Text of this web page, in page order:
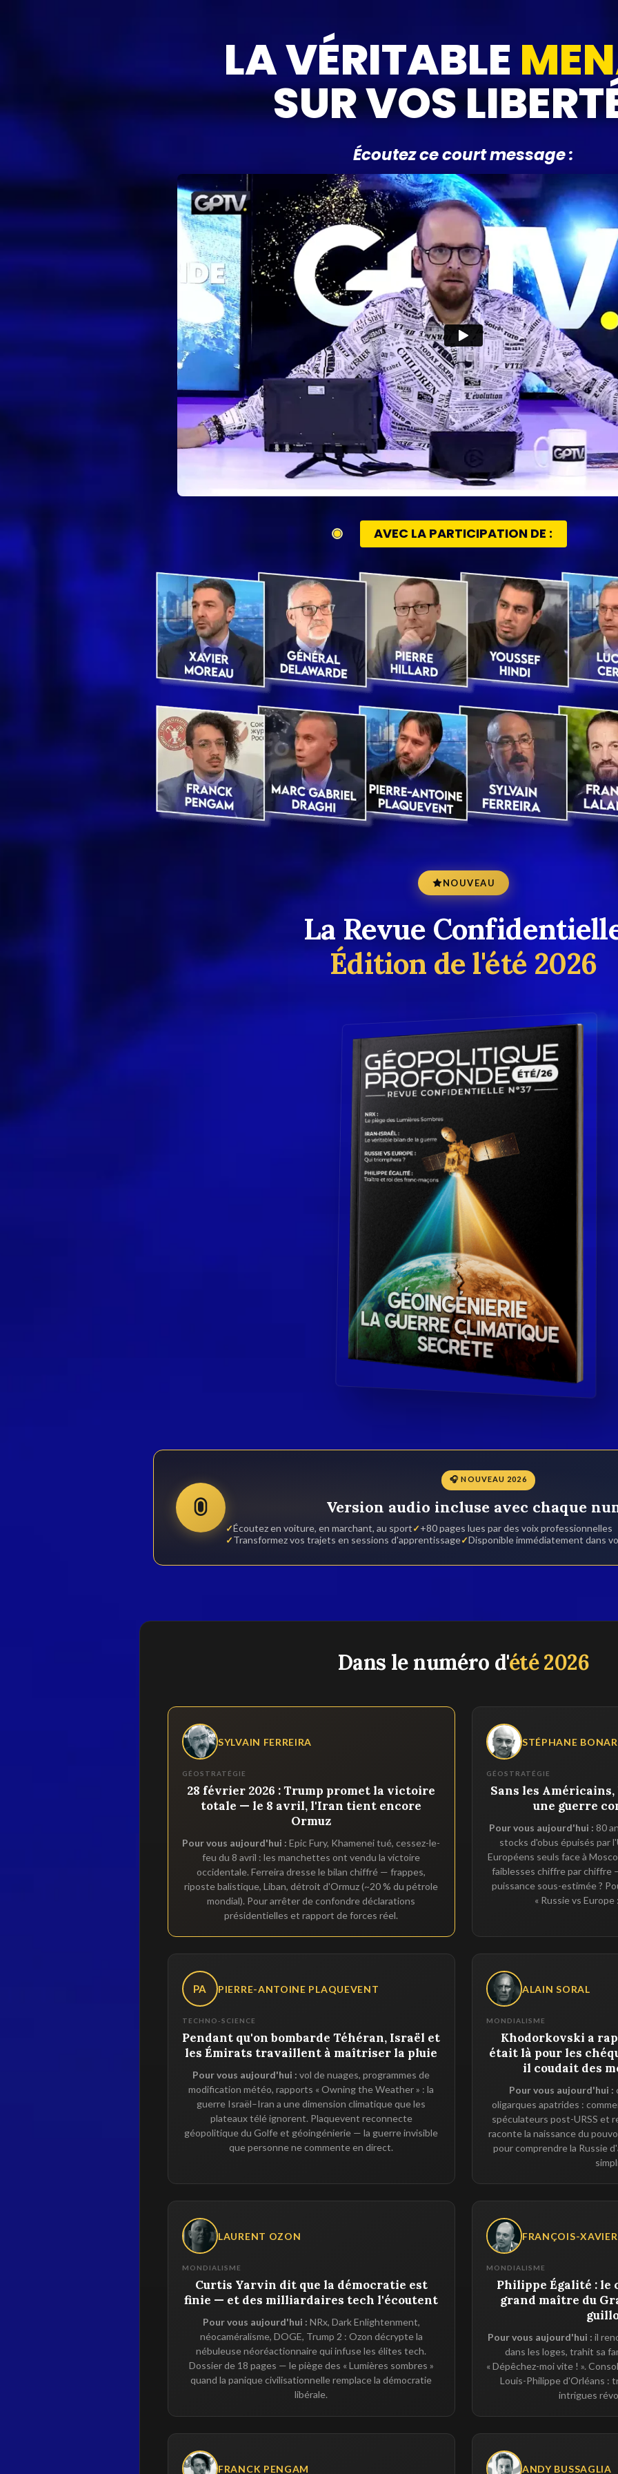
LA VÉRITABLE
SUR VOS
Écoutez ce court message :
AVEC LA PARTICIPATION DE :
NOUVEAU
La Revue
Édition de l'été 2026
🎧 NOUVEAU 2026
Version audio incluse avec chaque
Écoutez en voiture, en marchant, au sport
+80 pages lues par des voix professionnelles
Transformez vos trajets en sessions d'apprentissage
Disponible immédiatement dans
Dans le numéro d'été 2026
SYLVAIN FERREIRA
GÉOSTRATÉGIE
28 février 2026 : Trump promet la victoire
totale — le 8 avril, l'Iran tient encore
Ormuz
Pour vous aujourd'hui : Epic Fury, Khamenei tué, cessez-le-
feu du 8 avril : les manchettes ont vendu la victoire
occidentale. Ferreira dresse le bilan chiffré — frappes,
riposte balistique, Liban, détroit d'Ormuz (~20 % du pétrole
mondial). Pour arrêter de confondre déclarations
présidentielles et rapport de forces réel.
STÉPHANE
GÉOSTRATÉGIE
Sans les
une guerre
Pour vous aujourd'hui : 80
stocks d'obus épuisés par
Européens seuls face à
faiblesses chiffre par chiffre
puissance sous-estimée ?
« Russie vs
PA PIERRE-ANTOINE PLAQUEVENT
TECHNO-SCIENCE
Pendant qu'on bombarde Téhéran, Israël et
les Émirats travaillent à maîtriser la pluie
Pour vous aujourd'hui : vol de nuages, programmes de
modification météo, rapports « Owning the Weather » : la
guerre Israël–Iran a une dimension climatique que les
plateaux télé ignorent. Plaquevent reconnecte
géopolitique du Golfe et géoingénierie — la guerre invisible
que personne ne commente en direct.
ALAIN SORAL
MONDIALISME
Khodorkovski a
était là pour les
il coudait des
Pour vous aujourd'hui :
oligarques apatrides :
spéculateurs post-URSS et
raconte la naissance du
pour comprendre la Russie
LAURENT OZON
MONDIALISME
Curtis Yarvin dit que la démocratie est
finie — et des milliardaires tech l'écoutent
Pour vous aujourd'hui : NRx, Dark Enlightenment,
néocaméralisme, DOGE, Trump 2 : Ozon décrypte la
nébuleuse néoréactionnaire qui infuse les élites tech.
Dossier de 18 pages — le piège des « Lumières sombres »
quand la panique civilisationnelle remplace la démocratie
libérale.
FRANÇOIS-
MONDIALISME
Philippe Égalité : le
grand maître du
Pour vous aujourd'hui : il
dans les loges, trahit sa
« Dépêchez-moi vite ! ».
Louis-Philippe d'Orléans :
intrigues
FRANCK PENGAM ANDY BUSSAGLIA